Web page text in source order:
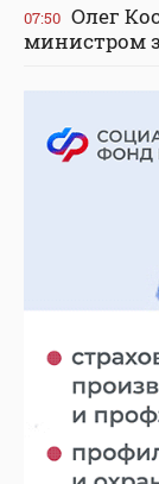
07:50 Олег
министром